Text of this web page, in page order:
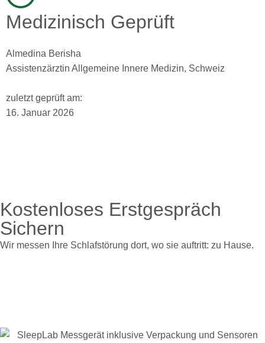
Medizinisch Geprüft
Almedina Berisha
Assistenzärztin Allgemeine Innere Medizin, Schweiz
zuletzt geprüft am:
16. Januar 2026
Kostenloses Erstgespräch
Sichern
Wir messen Ihre Schlafstörung dort, wo sie auftritt: zu Hause.